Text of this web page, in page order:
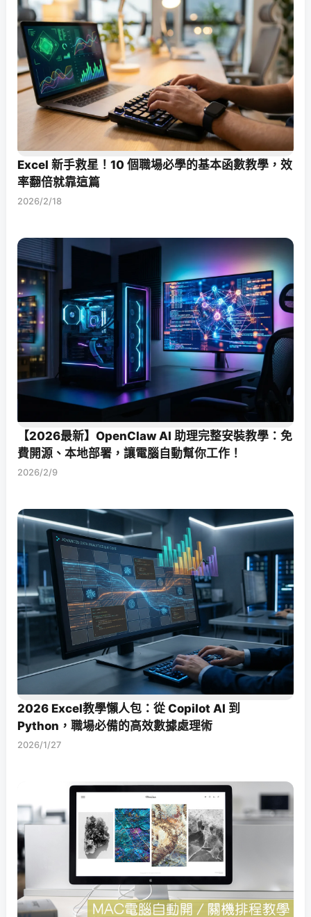
Excel 新手救星！10 個職場必學的基本函數教學，效
率翻倍就靠這篇
2026/2/18
【2026最新】OpenClaw AI 助理完整安裝教學：免
費開源、本地部署，讓電腦自動幫你工作！
2026/2/9
2026 Excel教學懶人包：從 Copilot AI 到
Python，職場必備的高效數據處理術
2026/1/27